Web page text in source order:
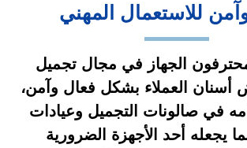
للاستعمال المهني
الجهاز في مجال تجميل
أسنان العملاء بشكل فعال وآمن،
في صالونات التجميل وعيادات
يجعله أحد الأجهزة الضرورية